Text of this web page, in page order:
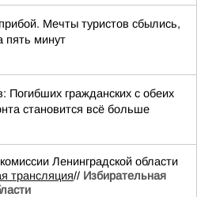
Мечты туристов сбылись,
пять минут
Погибших гражданских с обеих
становится всё больше
Ленинградской области
трансляция// Избирательная